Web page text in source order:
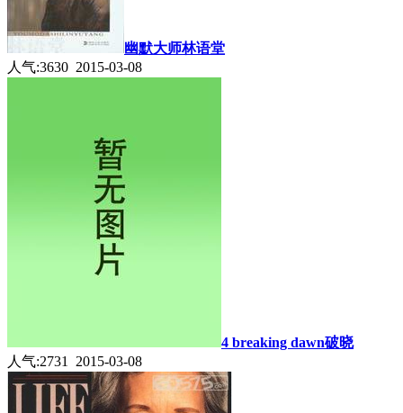
幽默大师林语堂
人气:3630 2015-03-08
4 breaking dawn破晓
人气:2731 2015-03-08